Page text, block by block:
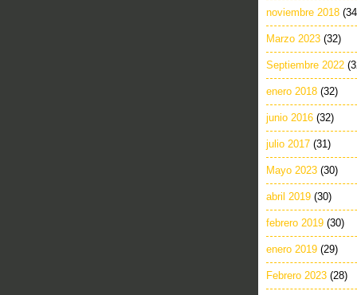
noviembre 2018
Marzo 2023 (32)
Septiembre 2022
enero 2018 (32)
junio 2016 (32)
julio 2017 (31)
Mayo 2023 (30)
abril 2019 (30)
febrero 2019 (30)
enero 2019 (29)
Febrero 2023 (28)